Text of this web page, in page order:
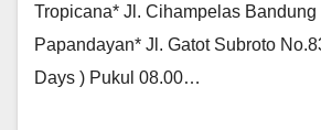
Tropicana* Jl. Cihampelas Bandung
Papandayan* Jl. Gatot Subroto
Days ) Pukul 08.00…